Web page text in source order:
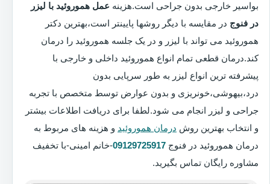
بواسیر خارجی بدون جراحی است.هزینه عمل هموروئید با لیزر
در فنوج در مقایسه با دیگر روشها پایینتر است،بهترین دکتر
هموروئید می تواند با لیزر و در یک جلسه هموروئید را درمان
کند.درمان قطعی تمام انواع هموروئید داخلی و خارجی با
پیشرفته ترین انواع لیزر به طور سرپایی بدون
درد،بیهوشی،خونریزی و بدون عوارض توسط متخصص با تجربه
جراحی و لیزر انجام می شود.لطفا برای دریافت اطلاعات بیشتر
و انتخاب بهترین روش درمان هموروئید و هزینه های مربوط به
درمان هموروئید در فنوج 09129725917-خانم امینی-با تخفیف
مشاوره رایگان تماس بگیرید.